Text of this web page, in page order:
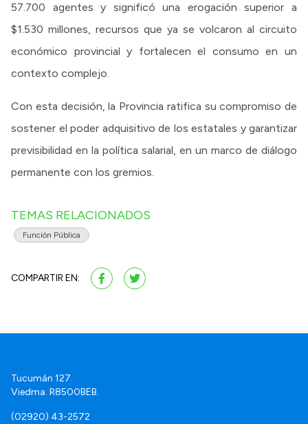
57.700 agentes y significó una erogación superior a
$1.530 millones, recursos que ya se volcaron al circuito
económico provincial y fortalecen el consumo en un
contexto complejo.
Con esta decisión, la Provincia ratifica su compromiso de
sostener el poder adquisitivo de los estatales y garantizar
previsibilidad en la política salarial, en un marco de diálogo
permanente con los gremios.
TEMAS RELACIONADOS
Función Pública
COMPARTIR EN:
Tucumán 127.
Viedma. R8500BEB.
(02920) 43-2572